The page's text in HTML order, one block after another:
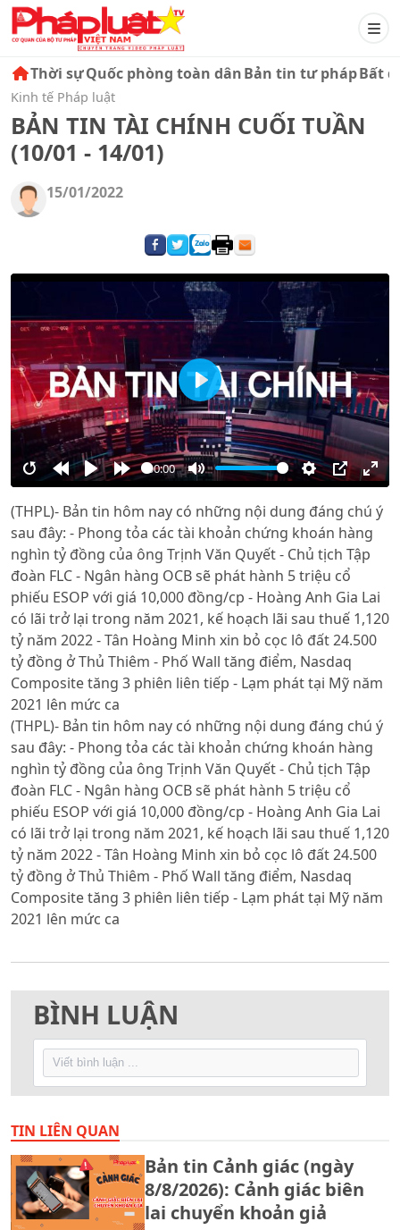
Thời sựQuốc phòng toàn dânBản tin tư phápBất
Kinh tế Pháp luật
BẢN TIN TÀI CHÍNH CUỐI TUẦN
(10/01 - 14/01)
15/01/2022
RestartRewind
10s
PlayForward
10s
00:00
Mute Settings
PIP
Play
(THPL)- Bản tin hôm nay có những nội dung đáng chú ý
sau đây: - Phong tỏa các tài khoản chứng khoán hàng
nghìn tỷ đồng của ông Trịnh Văn Quyết - Chủ tịch Tập
đoàn FLC - Ngân hàng OCB sẽ phát hành 5 triệu cổ
phiếu ESOP với giá 10,000 đồng/cp - Hoàng Anh Gia Lai
có lãi trở lại trong năm 2021, kế hoạch lãi sau thuế 1,120
tỷ năm 2022 - Tân Hoàng Minh xin bỏ cọc lô đất 24.500
tỷ đồng ở Thủ Thiêm - Phố Wall tăng điểm, Nasdaq
Composite tăng 3 phiên liên tiếp - Lạm phát tại Mỹ năm
2021 lên mức ca
(THPL)- Bản tin hôm nay có những nội dung đáng chú ý
sau đây: - Phong tỏa các tài khoản chứng khoán hàng
nghìn tỷ đồng của ông Trịnh Văn Quyết - Chủ tịch Tập
đoàn FLC - Ngân hàng OCB sẽ phát hành 5 triệu cổ
phiếu ESOP với giá 10,000 đồng/cp - Hoàng Anh Gia Lai
có lãi trở lại trong năm 2021, kế hoạch lãi sau thuế 1,120
tỷ năm 2022 - Tân Hoàng Minh xin bỏ cọc lô đất 24.500
tỷ đồng ở Thủ Thiêm - Phố Wall tăng điểm, Nasdaq
Composite tăng 3 phiên liên tiếp - Lạm phát tại Mỹ năm
2021 lên mức ca
BÌNH LUẬN
TIN LIÊN QUAN
Bản tin Cảnh giác (ngày
8/8/2026): Cảnh giác biên
lai chuyển khoản giả